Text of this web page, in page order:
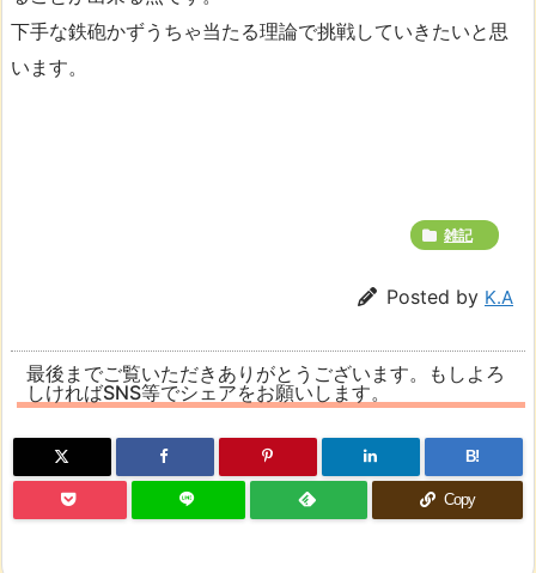
下手な鉄砲かずうちゃ当たる理論で挑戦していきたいと思
います。
雑記
Posted by K.A
最後までご覧いただきありがとうございます。もしよろ
しければSNS等でシェアをお願いします。
B!
Copy